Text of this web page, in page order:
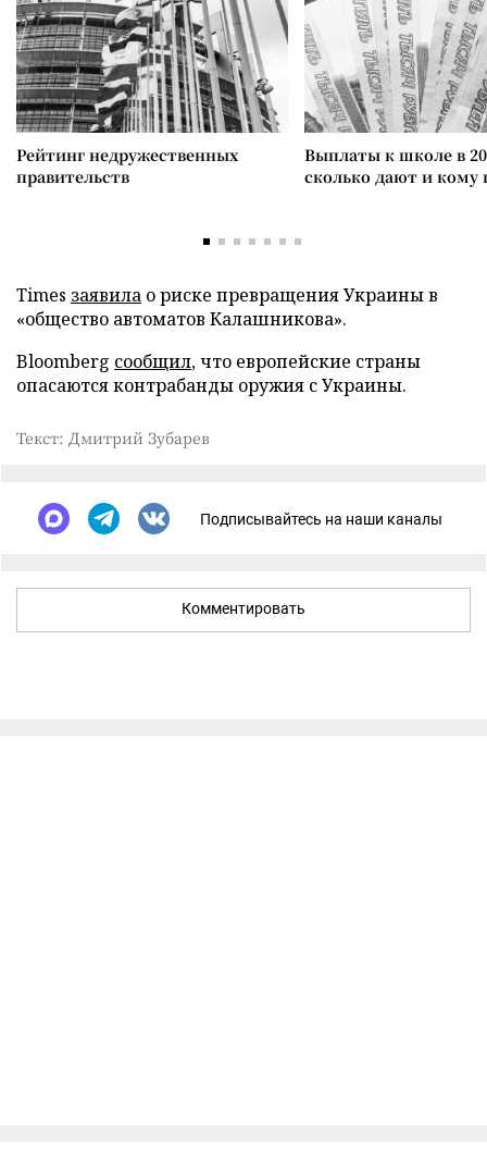
Рейтинг недружественных
правительств
Выплаты к школе в
сколько дают и
Times заявила о риске превращения Украины в
«общество автоматов Калашникова».
Bloomberg сообщил, что европейские страны
опасаются контрабанды оружия с Украины.
Текст: Дмитрий Зубарев
Подписывайтесь на наши каналы
Комментировать